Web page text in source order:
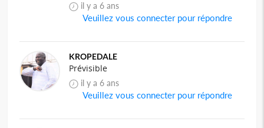
il y a 6 ans
Veuillez vous connecter pour répondre
KROPEDALE
Prévisible
il y a 6 ans
Veuillez vous connecter pour répondre